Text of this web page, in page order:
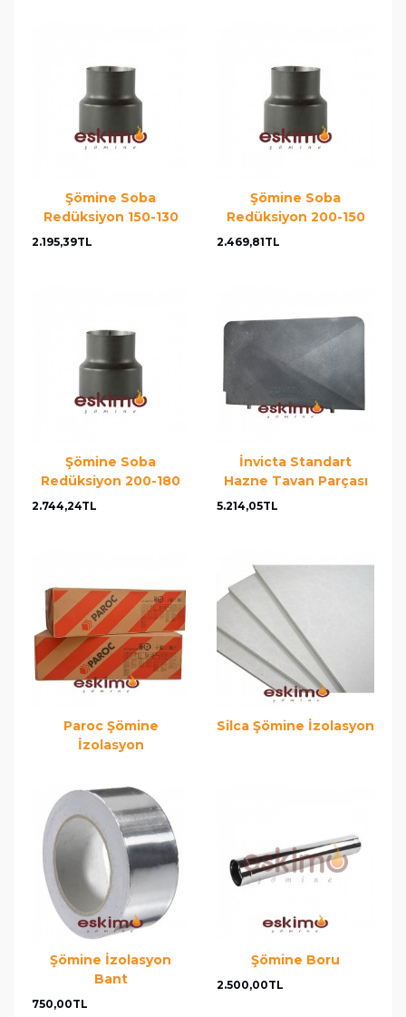
Şömine Soba
Redüksiyon 150-130
2.195,39TL
Şömine Soba
Redüksiyon 200-150
2.469,81TL
Şömine Soba
Redüksiyon 200-180
2.744,24TL
İnvicta Standart
Hazne Tavan Parçası
5.214,05TL
Paroc Şömine
İzolasyon
Silca Şömine İzolasyon
Şömine İzolasyon
Bant
750,00TL
Şömine Boru
2.500,00TL